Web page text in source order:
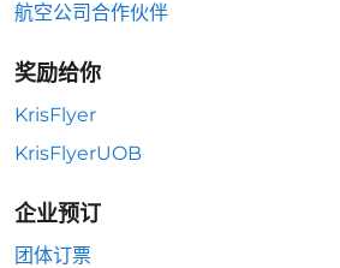
航空公司合作伙伴
奖励给你
KrisFlyer
KrisFlyerUOB
企业预订
团体订票